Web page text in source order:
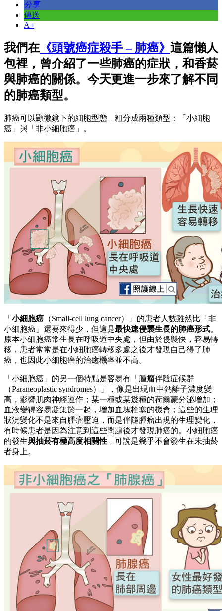
分享
傳送
A+
我們在 《頭號癌症殺手 – 肺癌》 這篇懶人
包裡，曾介紹了一些肺癌的症狀，和香菸
與肺癌的關係。今天更進一步來了解不同
的肺癌類型。
肺癌可以顯微鏡下的細胞型態，粗分成兩種類型：「小細胞
癌」與「非小細胞癌」。
「 小細胞癌 （Small-cell lung cancer）」的患者人數雖然比「非
小細胞癌」還要來得少，但這是最快速侵襲生長的肺癌形式。
原本小細胞癌常生長在呼吸道中央處，但由於侵襲快，容易轉
移，患者常常是在小細胞癌轉移多處之後才發現自己得了肺
癌，也因此小細胞癌的治癒機率並不高。
「小細胞癌」的另一個特點是容易有「腫瘤伴隨症候群
（Paraneoplastic syndromes）」，像是出現血中鈣離子濃度變
高，影響肌肉神經運作；某一種或某幾種的荷爾蒙分泌增加；
血液變得容易凝集於一起，增加血塊栓塞的機會；這些的生理
狀況變化不是來自腫瘤壓迫，而是伴隨腫瘤出現的生理變化，
有時候患者是因為注意到這些問題後才發現肺癌的。小細胞癌
的發生與抽菸有極高度相關性 ，可說是幾乎不會發生在未抽菸
者身上。